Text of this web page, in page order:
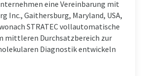
eine Vereinbarung mit
Inc., Gaithersburg, Maryland, USA,
STRATEC vollautomatische
mittleren Durchsatzbereich zur
Diagnostik entwickeln